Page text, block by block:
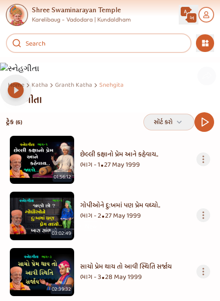
Shree Swaminarayan Temple
Karelibaug - Vadodara | Kundaldham
Home Katha Granth Katha Snehgita
સ્નેહગીતા
ટ્રેક (6) સૉર્ટ કરો
01:56:12
છેલ્લી કક્ષાનો પ્રેમ આને કહેવાય..
ભાગ - 1•27 May 1999
03:02:49
ગોપીઓને દુ:ખમાં પણ પ્રેમ વધ્યો..
ભાગ - 2•27 May 1999
02:39:32
સાચો પ્રેમ થાય તો આવી સ્થિતિ સર્જાય
ભાગ - 3•28 May 1999